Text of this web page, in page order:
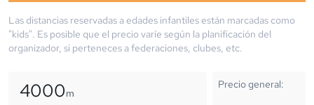
Las distancias reservadas a edades infantiles están marcadas como
"kids". Es posible que el precio varíe según la planificación del
organizador, si perteneces a federaciones, clubes, etc.
4000m
Precio general: